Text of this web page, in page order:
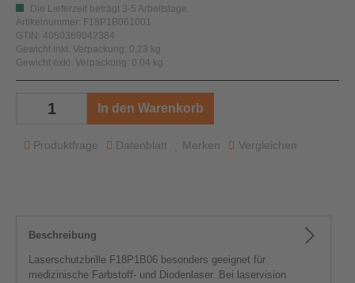
Die Lieferzeit beträgt 3-5 Arbeitstage.
Artikelnummer: F18P1B061001
GTIN: 4050369042384
Gewicht inkl. Verpackung: 0,23 kg
Gewicht exkl. Verpackung: 0,04 kg
In den Warenkorb
Produktfrage Merken Vergleichen
Datenblatt
Beschreibung
Laserschutzbrille F18P1B06 besonders geeignet für
medizinische Farbstoff- und Diodenlaser. Bei laservision